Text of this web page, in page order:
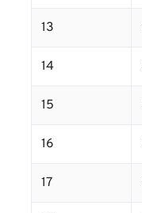
13
14
15
16
17